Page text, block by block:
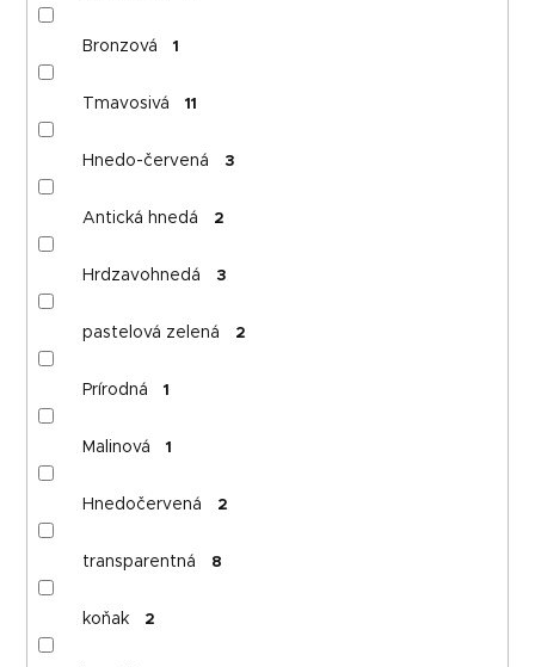
Bronzová 1
Tmavosivá 11
Hnedo-červená 3
Antická hnedá 2
Hrdzavohnedá 3
pastelová zelená 2
Prírodná 1
Malinová 1
Hnedočervená 2
transparentná 8
koňak 2